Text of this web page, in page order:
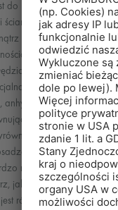
do
sufitów
budynków.
Wam w
zaprawa
anhydrytowa
jest to,
różnych
jak i na
również do